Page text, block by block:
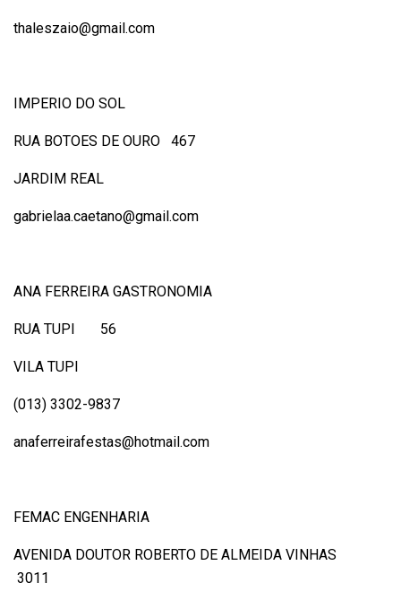
thaleszaio@gmail.com
IMPERIO DO SOL
RUA BOTOES DE OURO 467
JARDIM REAL
gabrielaa.caetano@gmail.com
ANA FERREIRA GASTRONOMIA
RUA TUPI 56
VILA TUPI
(013) 3302-9837
anaferreirafestas@hotmail.com
FEMAC ENGENHARIA
AVENIDA DOUTOR ROBERTO DE ALMEIDA VINHAS
3011